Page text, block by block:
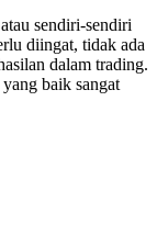
sendiri-sendiri
diingat, tidak ada
dalam trading.
baik sangat